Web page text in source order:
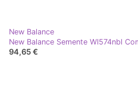
New Balance
New Balance Semente Wl574nbl
94,65 €